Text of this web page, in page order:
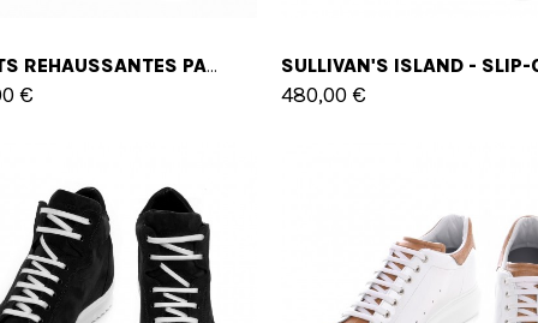
BASKETS REHAUSSANTES PASADENA EN CUIR DE CROCODILE. JUSQU'À 7 CM EN PLUS
€ 480,00 €